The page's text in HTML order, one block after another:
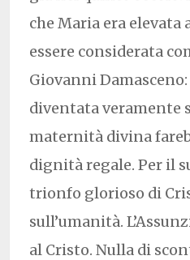
che Maria era elevata
essere considerata
Giovanni
diventata veramente
maternità divina
dignità regale. Per il
trionfo glorioso di
sull’umanità.
al Cristo. Nulla di